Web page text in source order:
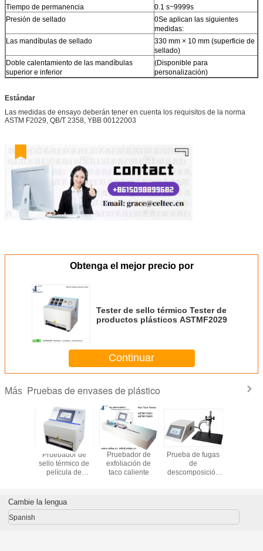
Tiempo de permanencia
0.1 s~9999s
Presión de sellado
0Se aplican las siguientes
medidas:
Las mandíbulas de sellado
330 mm × 10 mm (superficie de
sellado)
Doble calentamiento de las mandíbulas
superior e inferior
(Disponible para
personalización)
Estándar
Las medidas de ensayo deberán tener en cuenta los requisitos de la norma
ASTM F2029, QB/T 2358, YBB 00122003
Obtenga el mejor precio por
Tester de sello térmico Tester de
productos plásticos ASTMF2029
Continuar
Más Pruebas de envases de plástico
Pruebador de
sello térmico de
película de
Pruebador de
exfoliación de
taco caliente
Prueba de fugas
de
descomposición
Cambie la lengua
Spanish